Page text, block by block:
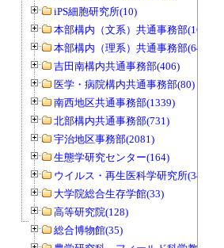
iPS細胞研究所(10)
本部構内（文系）共通事務部(165)
本部構内（理系）共通事務部(646)
吉田南構内共通事務部(406)
医学・病院構内共通事務部(80)
南西地区共通事務部(1339)
北部構内共通事務部(731)
宇治地区事務部(2081)
生態学研究センター(164)
ウイルス・再生医科学研究所(34)
大学院総合生存学館(33)
高等研究院(128)
総合博物館(35)